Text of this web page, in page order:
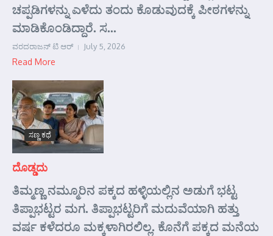
ಚಪ್ಪಡಿಗಳನ್ನು ಎಳೆದು ತಂದು ಕೊಡುವುದಕ್ಕೆ ಪೀಠಗಳನ್ನು
ಮಾಡಿಕೊಂಡಿದ್ದಾರೆ. ಸ...
ವರದರಾಜನ್ ಟಿ ಆರ್ July 5, 2026
Read More
ಸಣ್ಣ ಕಥೆ
ದೊಡ್ಡದು
ತಿಮ್ಮಣ್ಣ ನಮ್ಮೂರಿನ ಪಕ್ಕದ ಹಳ್ಳಿಯಲ್ಲಿನ ಅಡುಗೆ ಭಟ್ಟ
ತಿಪ್ಪಾಭಟ್ಟರ ಮಗ. ತಿಪ್ಪಾಭಟ್ಟರಿಗೆ ಮದುವೆಯಾಗಿ ಹತ್ತು
ವರ್ಷ ಕಳೆದರೂ ಮಕ್ಕಳಾಗಿರಲಿಲ್ಲ. ಕೊನೆಗೆ ಪಕ್ಕದ ಮನೆಯ